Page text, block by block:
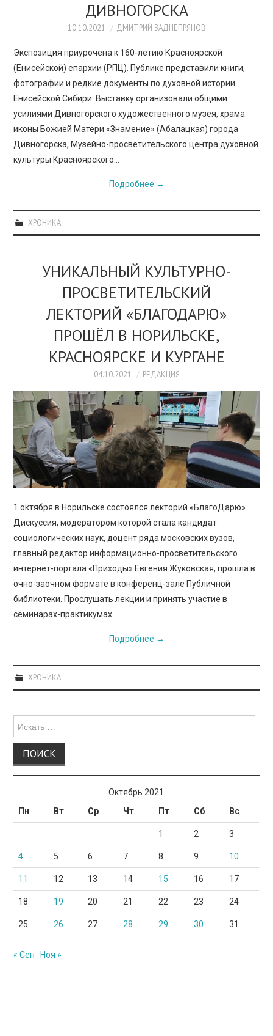
ДИВНОГОРСКА
10.10.2021 ДМИТРИЙ ЗАДНЕПРЯНОВ
Экспозиция приурочена к 160-летию Красноярской
(Енисейской) епархии (РПЦ). Публике представили книги,
фотографии и редкие документы по духовной истории
Енисейской Сибири. Выставку организовали общими
усилиями Дивногорского художественного музея, храма
иконы Божией Матери «Знамение» (Абалацкая) города
Дивногорска, Музейно-просветительского центра духовной
культуры Красноярского…
Подробнее →
ХРОНИКА
УНИКАЛЬНЫЙ КУЛЬТУРНО-
ПРОСВЕТИТЕЛЬСКИЙ
ЛЕКТОРИЙ «БЛАГОДАРЮ»
ПРОШЁЛ В НОРИЛЬСКЕ,
КРАСНОЯРСКЕ И КУРГАНЕ
04.10.2021 РЕДАКЦИЯ
1 октября в Норильске состоялся лекторий «БлагоДарю».
Дискуссия, модератором которой стала кандидат
социологических наук, доцент ряда московских вузов,
главный редактор информационно-просветительского
интернет-портала «Приходы» Евгения Жуковская, прошла в
очно-заочном формате в конференц-зале Публичной
библиотеки. Прослушать лекции и принять участие в
семинарах-практикумах…
Подробнее →
ХРОНИКА
для:
Октябрь 2021
Пн
Вт Ср Чт Пт Сб Вс
1 2 3
4 5 6 7 8 9 10
11 12 13 14 15 16 17
18 19 20 21 22 23 24
25 26 27 28 29 30 31
« Сен Ноя »